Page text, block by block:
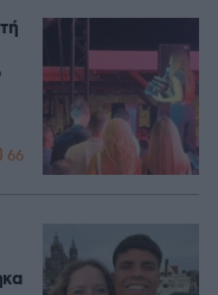
66